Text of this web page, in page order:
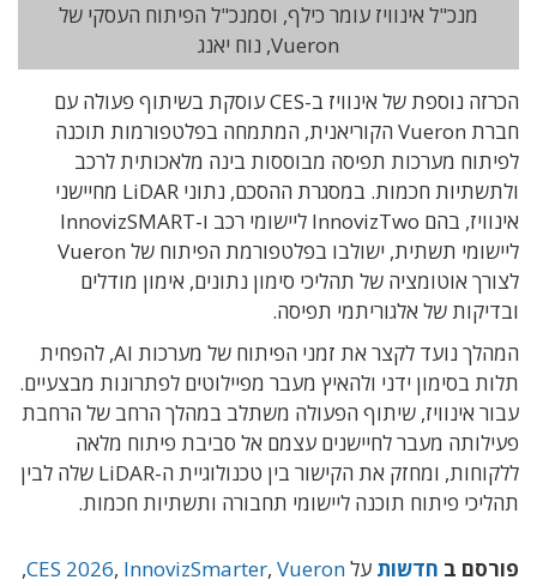
מנכ"ל אינוויז עומר כילף, וסמנכ"ל הפיתוח העסקי של
Vueron, נוח יאנג
הכרזה נוספת של אינוויז ב-CES עוסקת בשיתוף פעולה עם
חברת Vueron הקוריאנית, המתמחה בפלטפורמות תוכנה
לפיתוח מערכות תפיסה מבוססות בינה מלאכותית לרכב
ולתשתיות חכמות. במסגרת ההסכם, נתוני LiDAR מחיישני
אינוויז, בהם InnovizTwo ליישומי רכב ו-InnovizSMART
ליישומי תשתית, ישולבו בפלטפורמת הפיתוח של Vueron
לצורך אוטומציה של תהליכי סימון נתונים, אימון מודלים
ובדיקות של אלגוריתמי תפיסה.
המהלך נועד לקצר את זמני הפיתוח של מערכות AI, להפחית
תלות בסימון ידני ולהאיץ מעבר מפיילוטים לפתרונות מבצעיים.
עבור אינוויז, שיתוף הפעולה משתלב במהלך הרחב של הרחבת
פעילותה מעבר לחיישנים עצמם אל סביבת פיתוח מלאה
ללקוחות, ומחזק את הקישור בין טכנולוגיית ה-LiDAR שלה לבין
תהליכי פיתוח תוכנה ליישומי תחבורה ותשתיות חכמות.
פורסם ב חדשות על CES 2026, InnovizSmarter, Vueron
,